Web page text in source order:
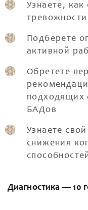
Узнаете, как
тревожности
Подберете
активной
Обретете
подходящих
БАДов
Узнаете
снижения
Диагностика — 10